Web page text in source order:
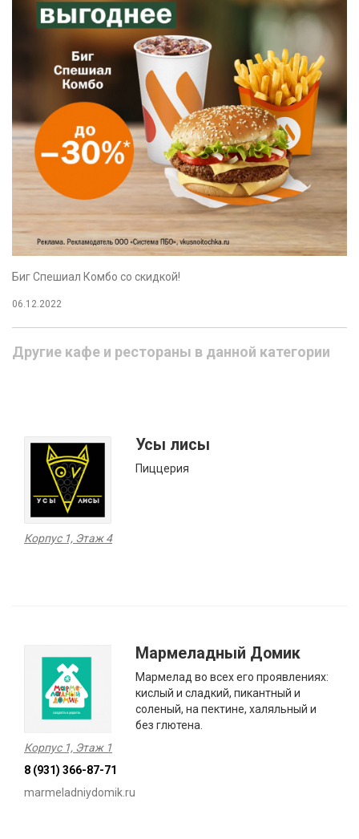
Биг Спешиал Комбо со скидкой!
06.12.2022
Другие кафе и рестораны в данной категории
Усы лисы
Пиццерия
Корпус 1, Этаж 4
Мармеладный Домик
Мармелад во всех его проявлениях:
кислый и сладкий, пикантный и
соленый, на пектине, халяльный и
без глютена.
Корпус 1, Этаж 1
8 (931) 366-87-71
marmeladniydomik.ru